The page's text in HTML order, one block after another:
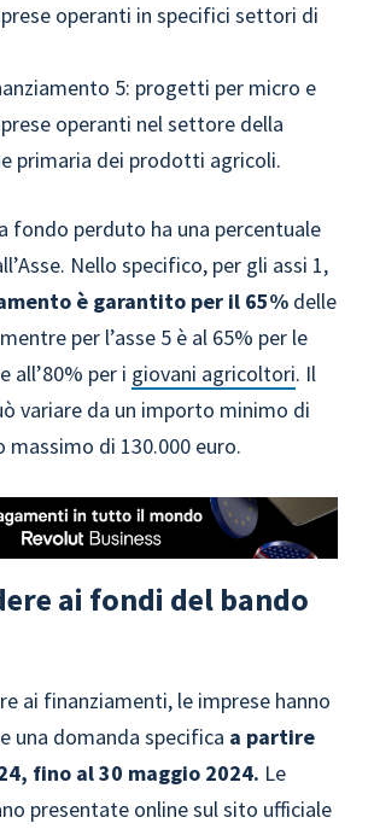
operanti in specifici settori di
5: progetti per micro e
operanti nel settore della
primaria dei prodotti agricoli.
fondo perduto ha una percentuale
Nello specifico, per gli assi 1,
è garantito per il 65% delle
per l’asse 5 è al 65% per le
all’80% per i giovani agricoltori. Il
variare da un importo minimo di
massimo di 130.000 euro.
ai fondi del bando
ai finanziamenti, le imprese hanno
una domanda specifica a partire
fino al 30 maggio 2024. Le
presentate online sul sito ufficiale